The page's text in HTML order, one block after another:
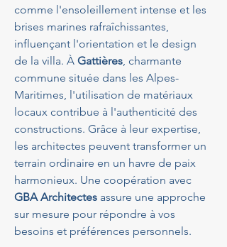
comme l'ensoleillement intense et les
brises marines rafraîchissantes,
influençant l'orientation et le design
de la villa. À Gattières, charmante
commune située dans les Alpes-
Maritimes, l'utilisation de matériaux
locaux contribue à l'authenticité des
constructions. Grâce à leur expertise,
les architectes peuvent transformer un
terrain ordinaire en un havre de paix
harmonieux. Une coopération avec
GBA Architectes assure une approche
sur mesure pour répondre à vos
besoins et préférences personnels.